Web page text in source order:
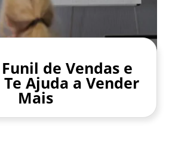
de Vendas e
Te Ajuda a Vender
Mais